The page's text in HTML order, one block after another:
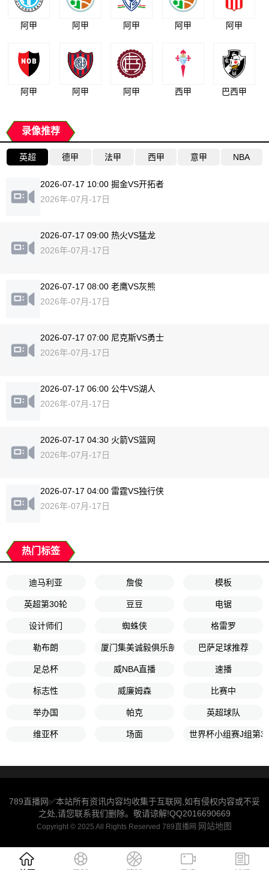
阿甲 阿甲 阿甲 阿甲 阿甲
阿甲 阿甲 阿甲 西甲 巴西甲
录像推荐
英超 德甲 法甲 西甲 意甲 NBA
2026-07-17 10:00 掘金VS开拓者
2026年-07月-17日
2026-07-17 09:00 热火VS猛龙
2026年-07月-17日
2026-07-17 08:00 老鹰VS灰熊
2026年-07月-17日
2026-07-17 07:00 尼克斯VS勇士
2026年-07月-17日
2026-07-17 06:00 公牛VS湖人
2026年-07月-17日
2026-07-17 04:30 火箭VS篮网
2026年-07月-17日
2026-07-17 04:00 雷霆VS独行侠
2026年-07月-17日
热门标签
迪马利亚 詹俊 模板
英超第30轮 豆豆 电锯
设计师们 蜘蛛侠 格雷罗
勒布朗 厦门集美诚毅俱乐部 巴萨足球推荐
足总杯 威NBA直播 速播
标志性 威廉姆森 比赛中
举办国 帕克 英超球队
维亚杯 场面 世界杯小组赛J组第3
789直播网✅本站所有资讯内容均收集于互联网,如有侵权内容或不妥
之处,请您联系我们删除。敬请谅解!QQ2016690669
Copyright © 2025 All Rights Reserved 789直播网 网站地图